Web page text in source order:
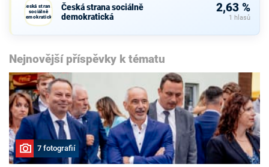
Česká strana
sociálně
demokratická
Česká strana sociálně
demokratická
2,63 %
1 hlasů
Nejnovější příspěvky k tématu
7 fotografií